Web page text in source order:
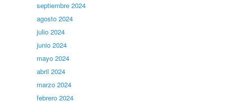
septiembre 2024
agosto 2024
julio 2024
junio 2024
mayo 2024
abril 2024
marzo 2024
febrero 2024